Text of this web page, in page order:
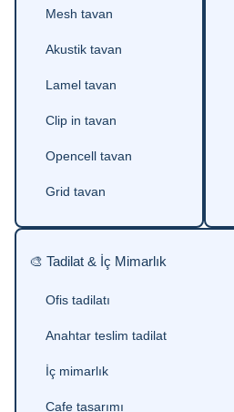
Mesh tavan
Akustik tavan
Lamel tavan
Clip in tavan
Opencell tavan
Grid tavan
🎨 Tadilat & İç Mimarlık
Ofis tadilatı
Anahtar teslim tadilat
İç mimarlık
Cafe tasarımı